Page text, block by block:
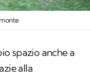
spazio anche a
alla